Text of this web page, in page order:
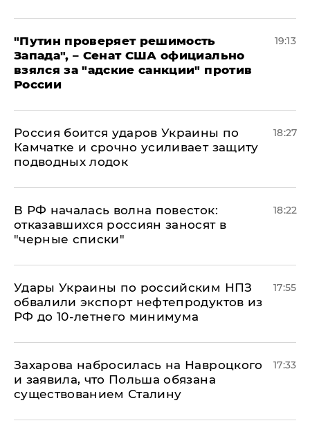
"Путин проверяет решимость
Запада", – Сенат США официально
взялся за "адские санкции" против
России
19:13
Россия боится ударов Украины по
Камчатке и срочно усиливает защиту
подводных лодок
18:27
​В РФ началась волна повесток:
отказавшихся россиян заносят в
"черные списки"
18:22
Удары Украины по российским НПЗ
обвалили экспорт нефтепродуктов из
РФ до 10-летнего минимума
17:55
​Захарова набросилась на Навроцкого
и заявила, что Польша обязана
существованием Сталину
17:33